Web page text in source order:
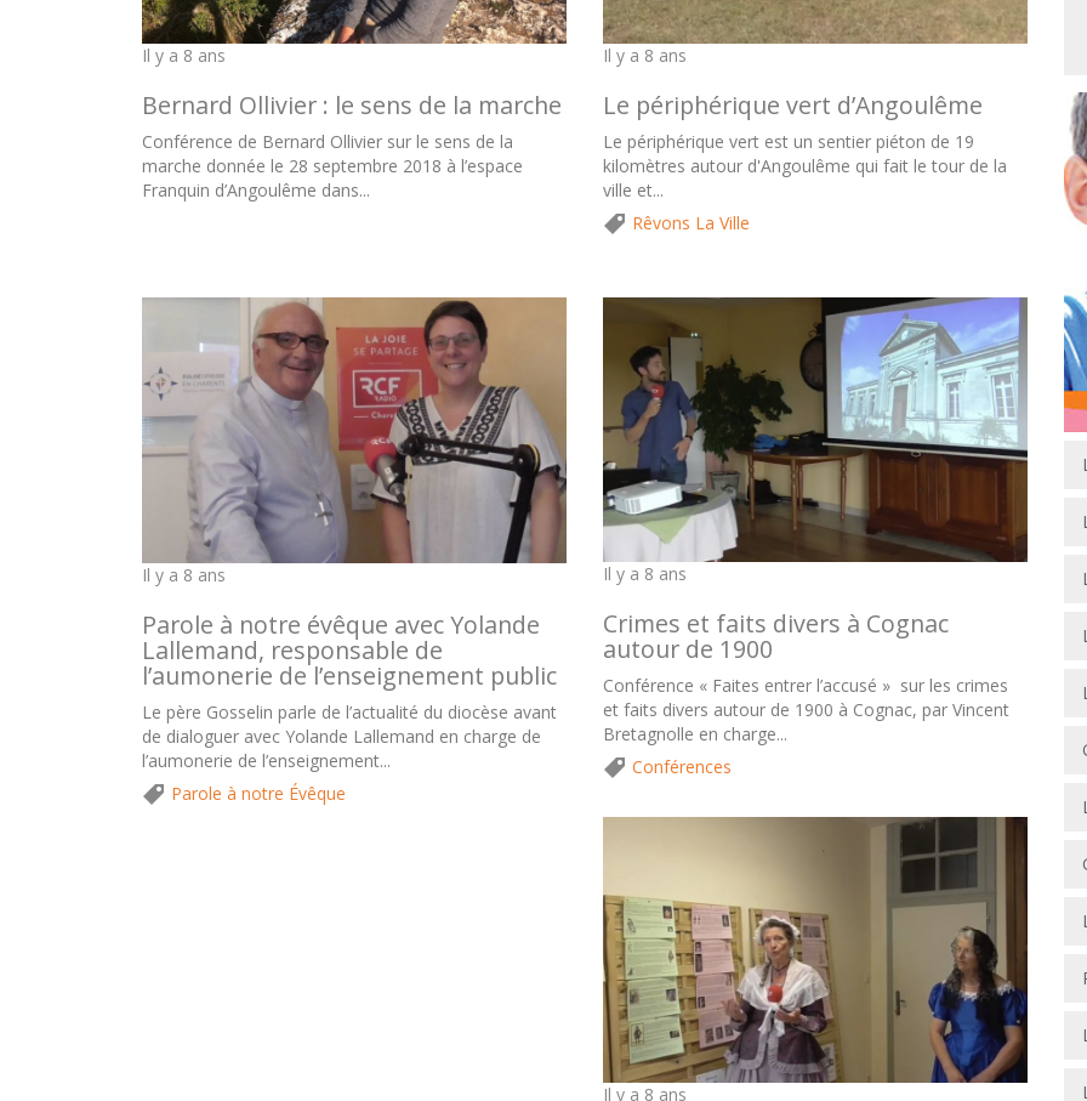
Il y a 8 ans
Bernard Ollivier : le sens de la marche
Conférence de Bernard Ollivier sur le sens de la
marche donnée le 28 septembre 2018 à l’espace
Franquin d’Angoulême dans...
Il y a 8 ans
Le périphérique vert d’Angoulême
Le périphérique vert est un sentier piéton de 19
kilomètres autour d'Angoulême qui fait le tour de la
ville et...
Rêvons La Ville
Il y a 8 ans
Parole à notre évêque avec Yolande
Lallemand, responsable de
l’aumonerie de l’enseignement public
Le père Gosselin parle de l’actualité du diocèse avant
de dialoguer avec Yolande Lallemand en charge de
l’aumonerie de l’enseignement...
Parole à notre Évêque
Il y a 8 ans
Crimes et faits divers à Cognac
autour de 1900
Conférence « Faites entrer l’accusé » sur les crimes
et faits divers autour de 1900 à Cognac, par Vincent
Bretagnolle en charge...
Conférences
Il y a 8 ans